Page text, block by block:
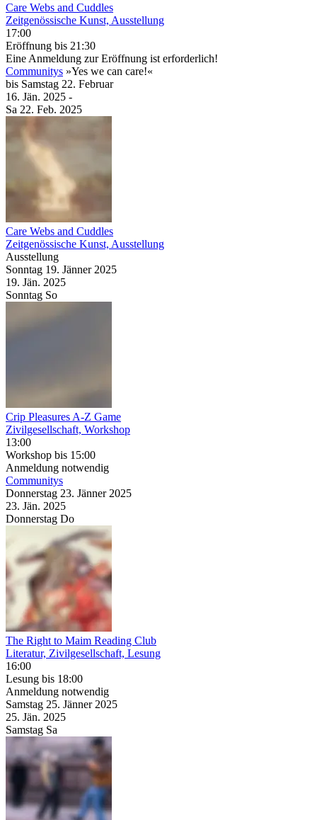
Care Webs and Cuddles
Zeitgenössische Kunst, Ausstellung
17:00
Eröffnung bis 21:30
Eine Anmeldung zur Eröffnung ist erforderlich!
Communitys »Yes we can care!«
bis Samstag 22. Februar
16. Jän. 2025 -
Sa 22. Feb. 2025
Care Webs and Cuddles
Zeitgenössische Kunst, Ausstellung
Ausstellung
Sonntag 19. Jänner 2025
19. Jän. 2025
Sonntag So
Crip Pleasures A-Z Game
Zivilgesellschaft, Workshop
13:00
Workshop bis 15:00
Anmeldung notwendig
Communitys
Donnerstag 23. Jänner 2025
23. Jän. 2025
Donnerstag Do
The Right to Maim Reading Club
Literatur, Zivilgesellschaft, Lesung
16:00
Lesung bis 18:00
Anmeldung notwendig
Samstag 25. Jänner 2025
25. Jän. 2025
Samstag Sa